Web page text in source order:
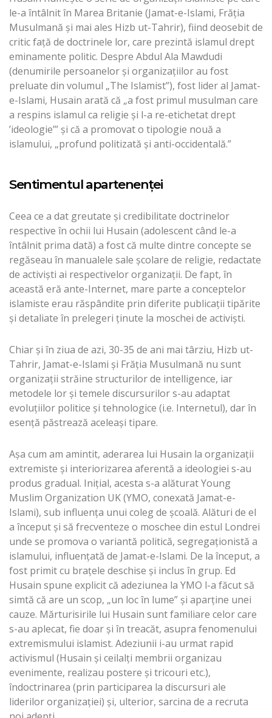
le-a întâlnit în Marea Britanie (Jamat-e-Islami, Frăția
Musulmană și mai ales Hizb ut-Tahrir), fiind deosebit de
critic față de doctrinele lor, care prezintă islamul drept
eminamente politic. Despre Abdul Ala Mawdudi
(denumirile persoanelor și organizațiilor au fost
preluate din volumul „The Islamist”), fost lider al Jamat-
e-Islami, Husain arată că „a fost primul musulman care
a respins islamul ca religie și l-a re-etichetat drept
’ideologie’” și că a promovat o tipologie nouă a
islamului, „profund politizată și anti-occidentală.”
Sentimentul apartenenței
Ceea ce a dat greutate și credibilitate doctrinelor
respective în ochii lui Husain (adolescent când le-a
întâlnit prima dată) a fost că multe dintre concepte se
regăseau în manualele sale școlare de religie, redactate
de activiști ai respectivelor organizații. De fapt, în
această eră ante-Internet, mare parte a conceptelor
islamiste erau răspândite prin diferite publicații tipărite
și detaliate în prelegeri ținute la moschei de activiști.
Chiar și în ziua de azi, 30-35 de ani mai târziu, Hizb ut-
Tahrir, Jamat-e-Islami și Frăția Musulmană nu sunt
organizații străine structurilor de intelligence, iar
metodele lor și temele discursurilor s-au adaptat
evoluțiilor politice și tehnologice (i.e. Internetul), dar în
esență păstrează aceleași tipare.
Așa cum am amintit, aderarea lui Husain la organizații
extremiste și interiorizarea aferentă a ideologiei s-au
produs gradual. Inițial, acesta s-a alăturat Young
Muslim Organization UK (YMO, conexată Jamat-e-
Islami), sub influența unui coleg de școală. Alături de el
a început și să frecventeze o moschee din estul Londrei
unde se promova o variantă politică, segregaționistă a
islamului, influențată de Jamat-e-Islami. De la început, a
fost primit cu brațele deschise și inclus în grup. Ed
Husain spune explicit că adeziunea la YMO l-a făcut să
simtă că are un scop, „un loc în lume” și aparține unei
cauze. Mărturisirile lui Husain sunt familiare celor care
s-au aplecat, fie doar și în treacăt, asupra fenomenului
extremismului islamist. Adeziunii i-au urmat rapid
activismul (Husain și ceilalți membrii organizau
evenimente, realizau postere și tricouri etc.),
îndoctrinarea (prin participarea la discursuri ale
liderilor organizației) și, ulterior, sarcina de a recruta